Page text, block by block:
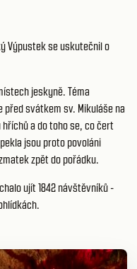
Výpustek se uskutečnil o
jeskyně. Téma
svátkem sv. Mikuláše na
a do toho se, co čert
jsou proto povoláni
zpět do pořádku.
ujít 1842 návštěvníků -